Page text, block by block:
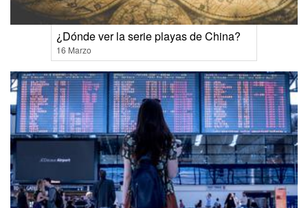
¿Dónde ver la serie playas de China?
16 Marzo